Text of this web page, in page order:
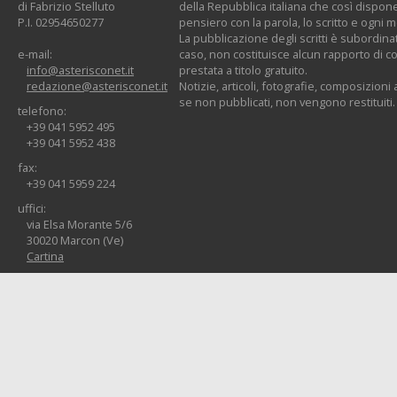
di Fabrizio Stelluto
P.I. 02954650277
e-mail:
info@asterisconet.it
redazione@asterisconet.it
telefono:
+39 041 5952 495
+39 041 5952 438
fax:
+39 041 5959 224
uffici:
via Elsa Morante 5/6
30020 Marcon (Ve)
Cartina
della Repubblica italiana che così
pensiero con la parola, lo scritto e ogni
La pubblicazione degli scritti è
caso, non costituisce alcun rapporto di
prestata a titolo gratuito.
Notizie, articoli, fotografie, composizioni
se non pubblicati, non vengono restituiti.